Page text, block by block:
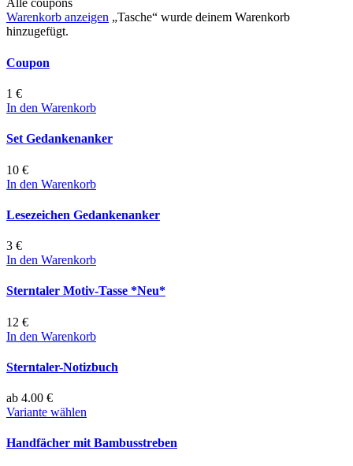
Alle coupons
Warenkorb anzeigen „Tasche“ wurde deinem Warenkorb
hinzugefügt.
Coupon
1 €
In den Warenkorb
Set Gedankenanker
10 €
In den Warenkorb
Lesezeichen Gedankenanker
3 €
In den Warenkorb
Sterntaler Motiv-Tasse *Neu*
12 €
In den Warenkorb
Sterntaler-Notizbuch
ab 4.00 €
Variante wählen
Handfächer mit Bambusstreben